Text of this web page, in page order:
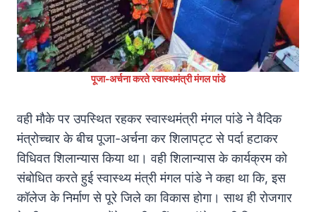
पूजा-अर्चना करते स्वास्थमंत्री मंगल पांडे
वही मौके पर उपस्थित रहकर स्वास्थमंत्री मंगल पांडे ने वैदिक
मंत्रोच्चार के बीच पूजा-अर्चना कर शिलापट्ट से पर्दा हटाकर
विधिवत शिलान्यास किया था। वही शिलान्यास के कार्यक्रम को
संबोधित करते हुई स्वास्थ्य मंत्री मंगल पांडे ने कहा था कि, इस
कॉलेज के निर्माण से पूरे जिले का विकास होगा। साथ ही रोजगार